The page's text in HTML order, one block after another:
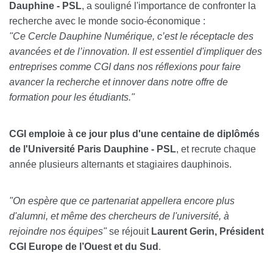
Dauphine - PSL, a souligné l'importance de confronter la
recherche avec le monde socio-économique :
"Ce Cercle Dauphine Numérique, c’est le réceptacle des
avancées et de l’innovation. Il est essentiel d'impliquer des
entreprises comme CGI dans nos réflexions pour faire
avancer la recherche et innover dans notre offre de
formation pour les étudiants."
CGI emploie à ce jour plus d'une centaine de diplômés
de l'Université Paris Dauphine - PSL, et recrute chaque
année plusieurs alternants et stagiaires dauphinois.
"On espère que ce partenariat appellera encore plus
d'alumni, et même des chercheurs de l'université, à
rejoindre nos équipes"se réjouit Laurent Gerin, Président
CGI Europe de l’Ouest et du Sud .